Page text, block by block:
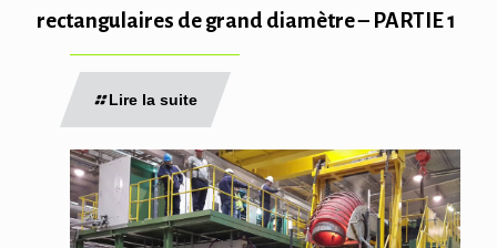
rectangulaires de grand diamètre – PARTIE 1
Lire la suite